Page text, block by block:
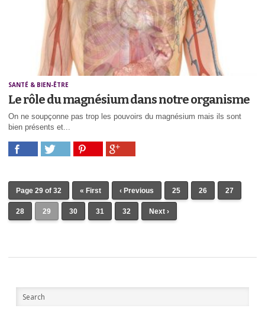
SANTÉ & BIEN-ÊTRE
Le rôle du magnésium dans notre organisme
On ne soupçonne pas trop les pouvoirs du magnésium mais ils sont
bien présents et...
Page 29 of 32 « First ‹ Previous 25 26 27
28 29 30 31 32 Next ›